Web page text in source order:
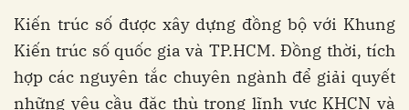
Kiến trúc số được xây dựng đồng bộ với Khung
Kiến trúc số quốc gia và TP.HCM. Đồng thời, tích
hợp các nguyên tắc chuyên ngành để giải quyết
những yêu cầu đặc thù trong lĩnh vực KHCN và